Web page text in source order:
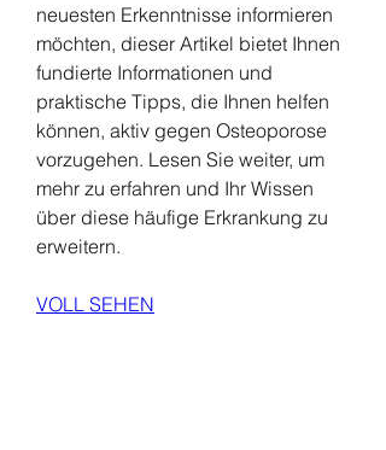
neuesten Erkenntnisse informieren
möchten, dieser Artikel bietet Ihnen
fundierte Informationen und
praktische Tipps, die Ihnen helfen
können, aktiv gegen Osteoporose
vorzugehen. Lesen Sie weiter, um
mehr zu erfahren und Ihr Wissen
über diese häufige Erkrankung zu
erweitern.
VOLL SEHEN